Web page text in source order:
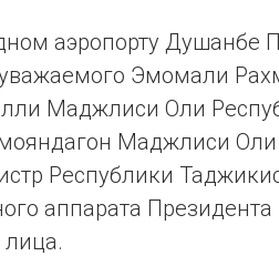
аэропорту Душанбе
Эмомали
Маджлиси Оли
Маджлиси Оли
Республики
аппарата